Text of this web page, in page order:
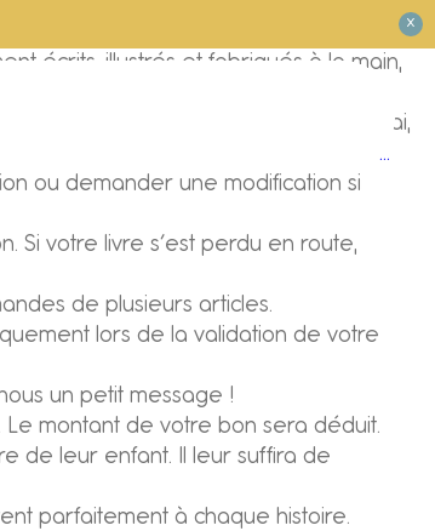
écrits, illustrés et fabriqués à la main,
histoire est prête” passé ce délai,
nous, nous vous le renverrons. …
ou demander une modification si
Si votre livre s’est perdu en route,
de plusieurs articles.
lors de la validation de votre
un petit message !
montant de votre bon sera déduit.
de leur enfant. Il leur suffira de
parfaitement à chaque histoire.
X